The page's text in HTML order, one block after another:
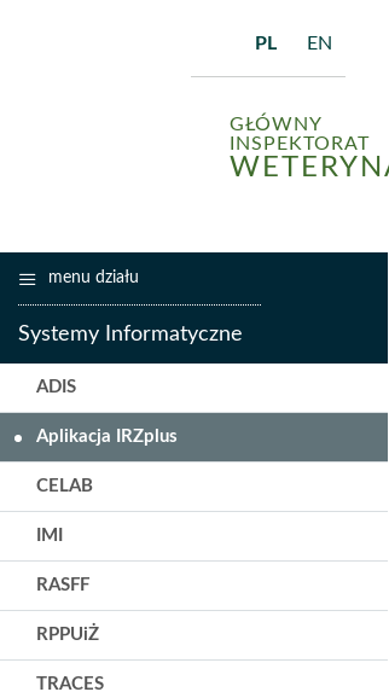
GŁÓWNY
INSPEKTORAT
PL EN
menu działu
Systemy Informatyczne
ADIS
Aplikacja IRZplus
CELAB
IMI
RASFF
RPPUiŻ
TRACES